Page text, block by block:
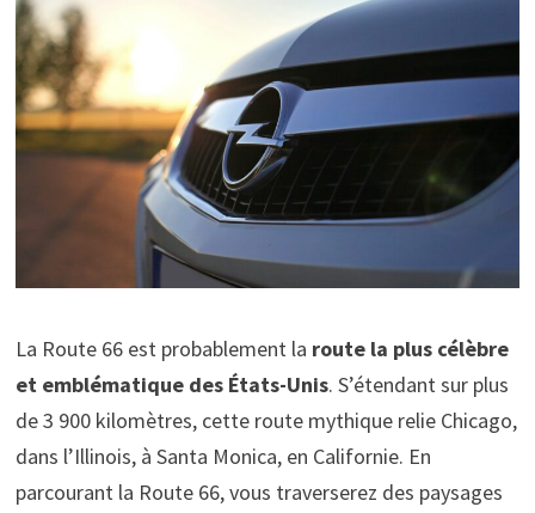
La Route 66 est probablement la route la plus célèbre
et emblématique des États-Unis. S’étendant sur plus
de 3 900 kilomètres, cette route mythique relie Chicago,
dans l’Illinois, à Santa Monica, en Californie. En
parcourant la Route 66, vous traverserez des paysages